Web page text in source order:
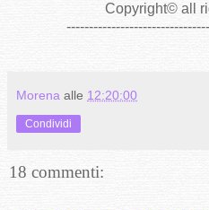
Copyright© all
Morena alle 12:20:00
Condividi
18 commenti: